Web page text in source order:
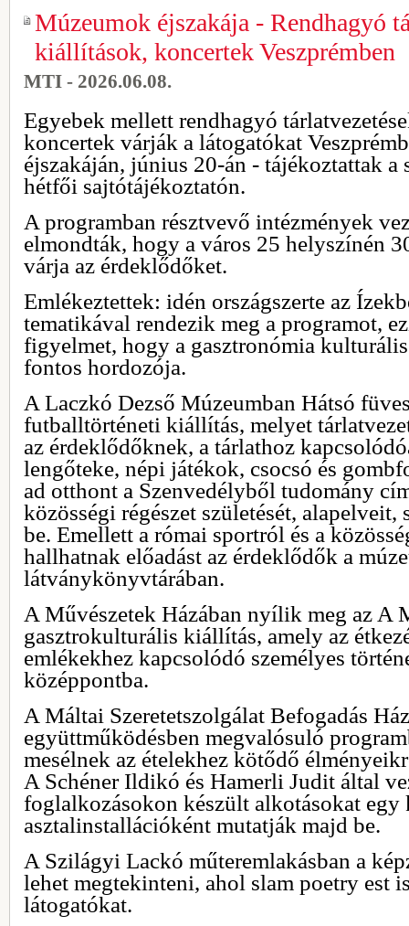
Múzeumok éjszakája - Rendhagyó
kiállítások, koncertek Veszprémben
MTI - 2026.06.08.
Egyebek mellett rendhagyó
koncertek várják a látogatókat
éjszakáján, június 20-án - tájékoztattak a
hétfői sajtótájékoztatón.
A programban résztvevő intézmények
elmondták, hogy a város 25 helyszínén
várja az érdeklődőket.
Emlékeztettek: idén országszerte az
tematikával rendezik meg a programot,
figyelmet, hogy a gasztronómia
fontos hordozója.
A Laczkó Dezső Múzeumban Hátsó
futballtörténeti kiállítás, melyet
az érdeklődőknek, a tárlathoz
lengőteke, népi játékok, csocsó és
ad otthont a Szenvedélyből tudomány
közösségi régészet születését, alapelveit,
be. Emellett a római sportról és a
hallhatnak előadást az érdeklődők a
látványkönyvtárában.
A Művészetek Házában nyílik meg az A
gasztrokulturális kiállítás, amely az
emlékekhez kapcsolódó személyes
középpontba.
A Máltai Szeretetszolgálat Befogadás
együttműködésben megvalósuló
mesélnek az ételekhez kötődő
A Schéner Ildikó és Hamerli Judit által
foglalkozásokon készült alkotásokat egy
asztalinstallációként mutatják majd be.
A Szilágyi Lackó műteremlakásban a
lehet megtekinteni, ahol slam poetry est
látogatókat.